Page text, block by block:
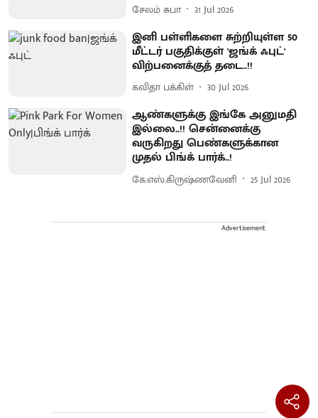
சேலம் சுபா 31 Jul 2026
இனி பள்ளிகளை சுற்றியுள்ள 50
மீட்டர் பகுதிக்குள் 'ஜங்க் ஃபுட்'
விற்பனைக்குத் தடை..!!
கவிதா பக்கிள் 30 Jul 2026
ஆண்களுக்கு இங்கே அனுமதி
இல்லை ..!! சென்னைக்கு
வருகிறது பெண்களுக்கான
முதல் பிங்க் பார்க்..!
கே.எஸ்.கிருஷ்ணவேனி 25 Jul 2026
Advertisement